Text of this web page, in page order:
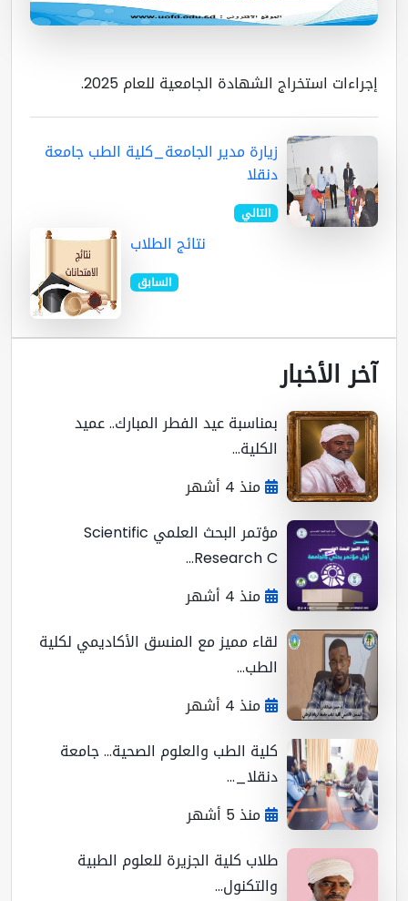
إجراءات استخراج الشهادة الجامعية للعام 2025.
زيارة مدير الجامعة_كلية الطب جامعة
دنقلا
التالي
نتائج الطلاب
السابق
آخر الأخبار
بمناسبة عيد الفطر المبارك.. عميد
الكلية...
منذ 4 أشهر
مؤتمر البحث العلمي Scientific
Research C...
منذ 4 أشهر
لقاء مميز مع المنسق الأكاديمي لكلية
الطب...
منذ 4 أشهر
كلية الطب والعلوم الصحية... جامعة
دنقلا_...
منذ 5 أشهر
طلاب كلية الجزيرة للعلوم الطبية
والتكنول...